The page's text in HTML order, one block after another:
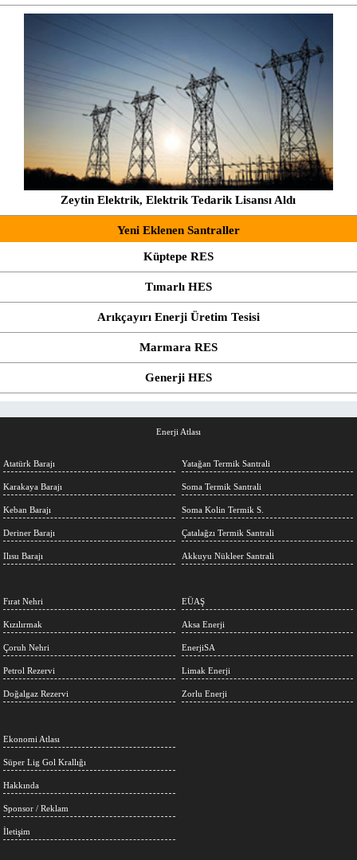
Zeytin Elektrik, Elektrik Tedarik Lisansı Aldı
Yeni Eklenen Santraller
Küptepe RES
Tımarlı HES
Arıkçayırı Enerji Üretim Tesisi
Marmara RES
Generji HES
Enerji Atlası
Atatürk Barajı
Karakaya Barajı
Keban Barajı
Deriner Barajı
Ilısu Barajı
Yatağan Termik Santrali
Soma Termik Santrali
Soma Kolin Termik S.
Çatalağzı Termik Santrali
Akkuyu Nükleer Santrali
Fırat Nehri
Kızılırmak
Çoruh Nehri
Petrol Rezervi
Doğalgaz Rezervi
EÜAŞ
Aksa Enerji
EnerjiSA
Limak Enerji
Zorlu Enerji
Ekonomi Atlası
Süper Lig Gol Krallığı
Hakkında
Sponsor / Reklam
İletişim